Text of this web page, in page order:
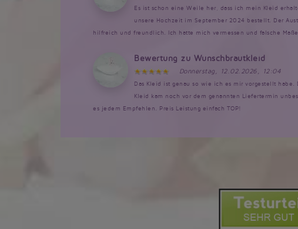
Es ist schon eine Weile her, dass ich mein Kleid
unsere Hochzeit im September 2024 bestellt. Der
hilfreich und freundlich. Ich hatte mich vermessen und falsche Maße
Bewertung zu Wunschbrautkleid
Donnerstag, 12.02.2026, 12:04
Das Kleid ist genau so wie ich es mir vorgestellt habe.
Kleid kam noch vor dem genannten Liefertermin
es jedem Empfehlen. Preis Leistung einfach TOP!